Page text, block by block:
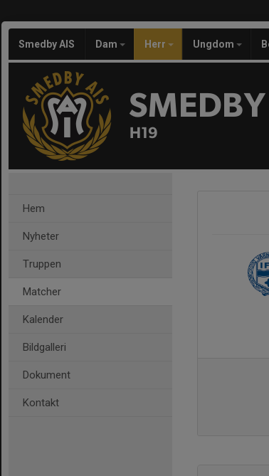
Smedby AIS Dam Herr Ungdom
H19
Hem
Nyheter
Truppen
Matcher
Kalender
Bildgalleri
Dokument
Kontakt